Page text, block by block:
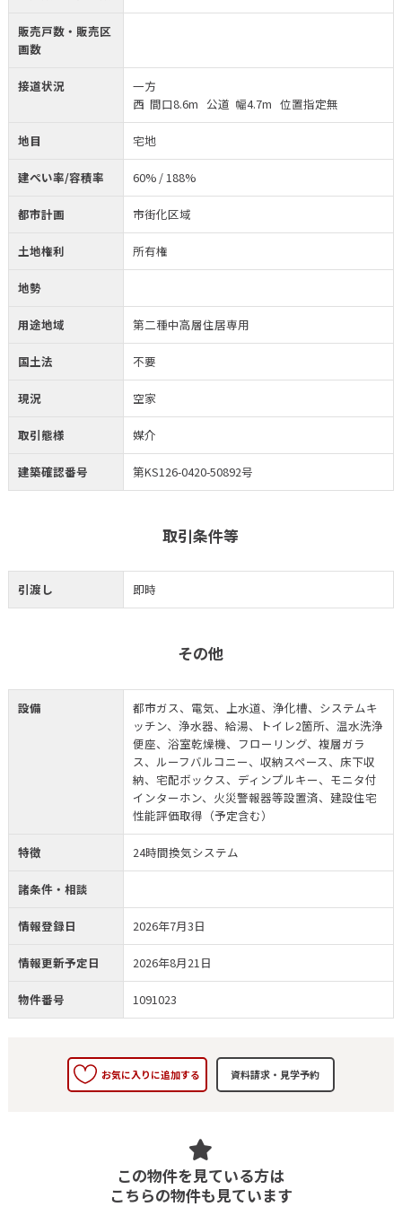
販売戸数・販売区
画数
接道状況
一方
西 間口8.6m 公道 幅4.7m 位置指定無
地目 宅地
建ぺい率/容積率 60% / 188%
都市計画 市街化区域
土地権利 所有権
地勢
用途地域 第二種中高層住居専用
国土法 不要
現況 空家
取引態様 媒介
建築確認番号 第KS126-0420-50892号
取引条件等
引渡し 即時
その他
設備
都市ガス、電気、上水道、浄化槽、システムキ
ッチン、浄水器、給湯、トイレ2箇所、温水洗浄
便座、浴室乾燥機、フローリング、複層ガラ
ス、ルーフバルコニー、収納スペース、床下収
納、宅配ボックス、ディンプルキー、モニタ付
インターホン、火災警報器等設置済、建設住宅
性能評価取得（予定含む）
特徴 24時間換気システム
諸条件・相談
情報登録日 2026年7月3日
情報更新予定日 2026年8月21日
物件番号 1091023
お気に入りに追加する
この物件を見ている方は
こちらの物件も見ています